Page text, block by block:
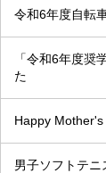
令和6年度自転
「令和6年度奨
た
Happy
男子ソフトテニ